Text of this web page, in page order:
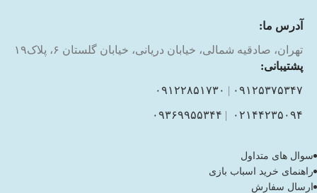
آدرس ما:
تهران، صادقیه شمالی، خیابان دریانی، خیابان گلستان ۶، پلاک۱۹
پشتیبانی:
۰۹۱۲۵۳۷۵۳۴۷ | ۰۹۱۲۲۸۵۱۷۳۰
۰۲۱۴۴۲۳۵۰۹۴ | ۰۹۳۶۹۹۵۵۳۴۴
سوال های متداول
راهنمای خرید اسباب بازی
ارسال سفارش